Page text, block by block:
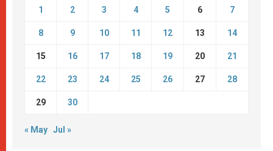
1 2 3 4 5 6 7
8 9 10 11 12 13 14
15 16 17 18 19 20 21
22 23 24 25 26 27 28
29 30
« May Jul »